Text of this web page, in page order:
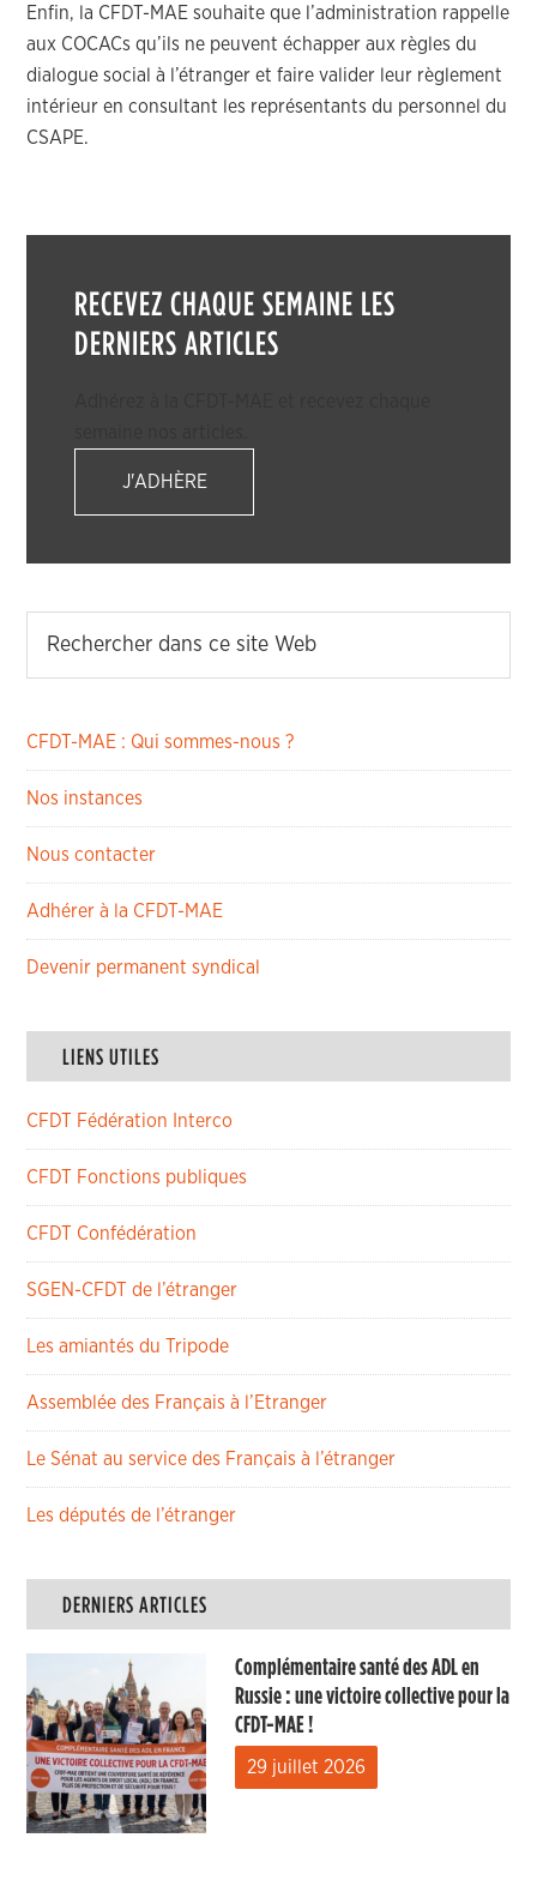
Enfin, la CFDT-MAE souhaite que l’administration rappelle
aux COCACs qu’ils ne peuvent échapper aux règles du
dialogue social à l’étranger et faire valider leur règlement
intérieur en consultant les représentants du personnel du
CSAPE.
RECEVEZ CHAQUE SEMAINE LES
DERNIERS ARTICLES
J'ADHÈRE
CFDT-MAE : Qui sommes-nous ?
Nos instances
Nous contacter
Adhérer à la CFDT-MAE
Devenir permanent syndical
LIENS UTILES
CFDT Fédération Interco
CFDT Fonctions publiques
CFDT Confédération
SGEN-CFDT de l’étranger
Les amiantés du Tripode
Assemblée des Français à l’Etranger
Le Sénat au service des Français à l’étranger
Les députés de l’étranger
DERNIERS ARTICLES
Complémentaire santé des ADL en
Russie : une victoire collective pour la
CFDT-MAE !
29 juillet 2026